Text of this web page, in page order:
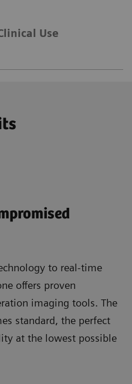
Use
to real-time
offers proven
imaging tools. The
standard, the perfect
at the lowest possible